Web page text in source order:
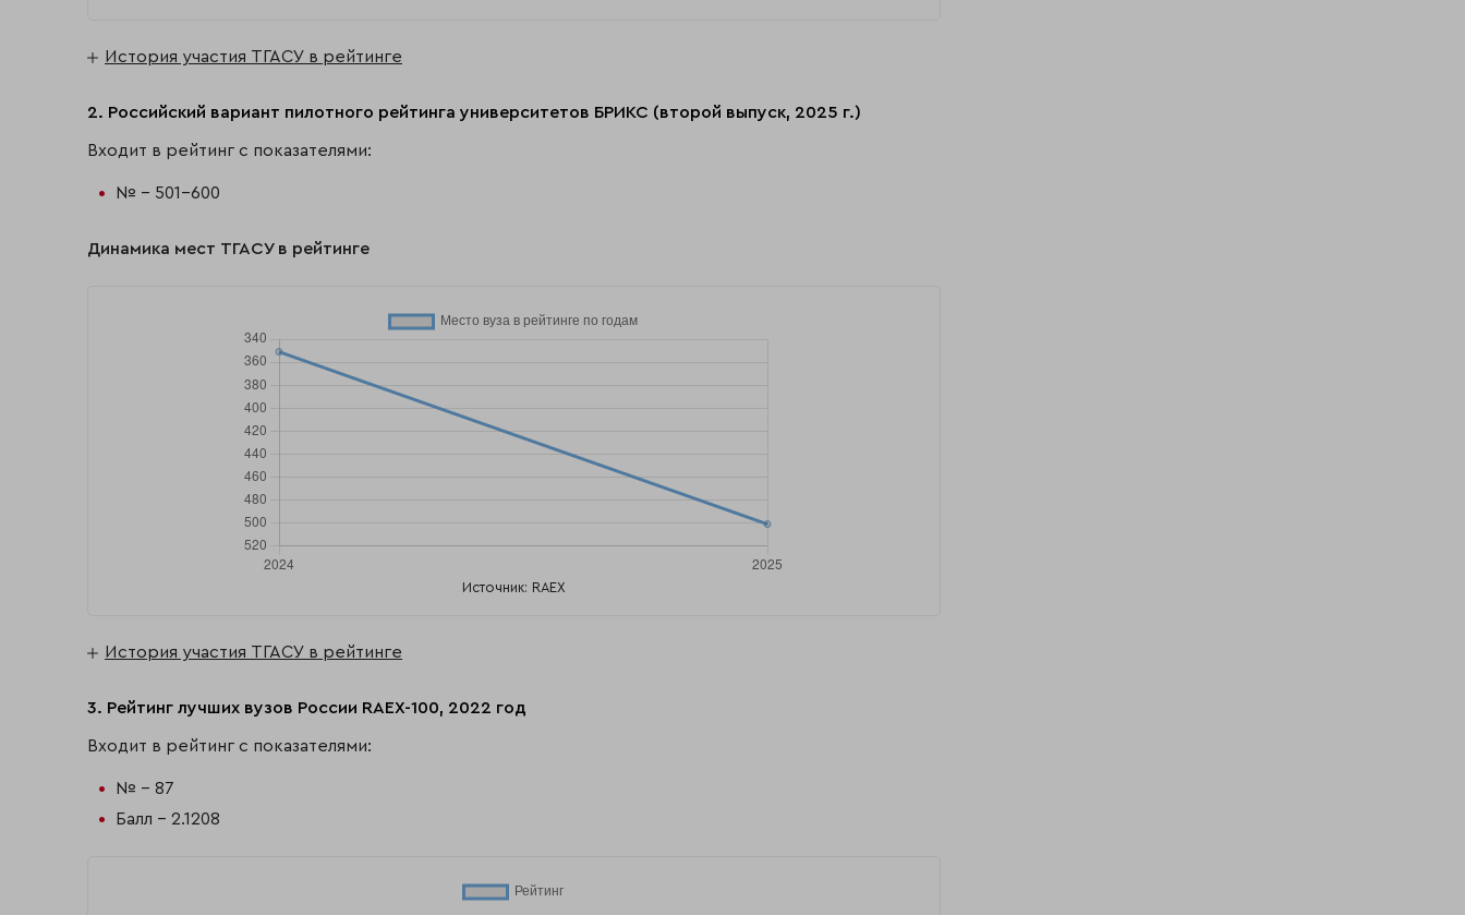
История участия ТГАСУ в рейтинге
2. Российский вариант пилотного рейтинга университетов БРИКС (второй выпуск, 2025 г.)
Входит в рейтинг с показателями:
№ - 501-600
Динамика мест ТГАСУ в рейтинге
Источник: RAEX
История участия ТГАСУ в рейтинге
3. Рейтинг лучших вузов России RAEX-100, 2022 год
Входит в рейтинг с показателями:
№ - 87
Балл - 2.1208